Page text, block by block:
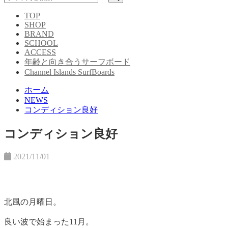
TOP
SHOP
BRAND
SCHOOL
ACCESS
年齢と向き合うサーフボード
Channel Islands SurfBoards
ホーム
NEWS
コンディション良好
コンディション良好
2021/11/01
北風の月曜日。
良い波で始まった11月。